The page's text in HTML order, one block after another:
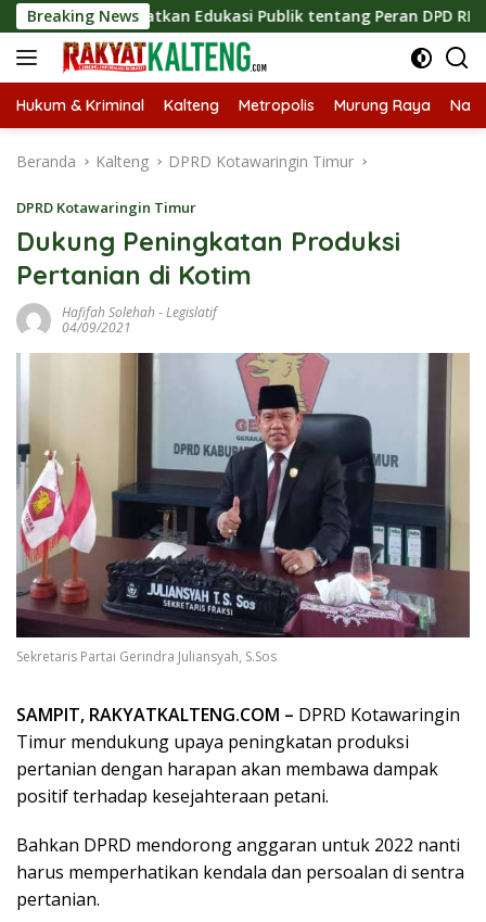
Langsung
ke
konten
Breaking NewsEdukasi Publik tentang Peran DPD RI
Hukum & Kriminal Kalteng Metropolis Murung Raya
Beranda Kalteng DPRD Kotawaringin Timur
DPRD Kotawaringin Timur
Dukung Peningkatan Produksi
Pertanian di Kotim
Hafifah Solehah -Legislatif
04/09/2021
Sekretaris Partai Gerindra Juliansyah, S.Sos
SAMPIT, RAKYATKALTENG.COM – DPRD Kotawaringin
Timur mendukung upaya peningkatan produksi
pertanian dengan harapan akan membawa dampak
positif terhadap kesejahteraan petani.
Bahkan DPRD mendorong anggaran untuk 2022 nanti
harus memperhatikan kendala dan persoalan di sentra
pertanian.